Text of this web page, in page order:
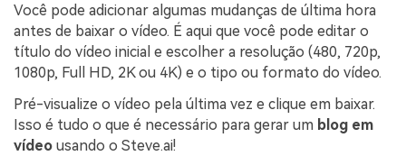
Você pode adicionar algumas mudanças de última hora
antes de baixar o vídeo. É aqui que você pode editar o
título do vídeo inicial e escolher a resolução (480, 720p,
1080p, Full HD, 2K ou 4K) e o tipo ou formato do vídeo.
Pré-visualize o vídeo pela última vez e clique em baixar.
Isso é tudo o que é necessário para gerar um blog em
vídeo usando o Steve.ai!